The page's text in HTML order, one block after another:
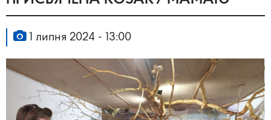
1 липня 2024 - 13:00